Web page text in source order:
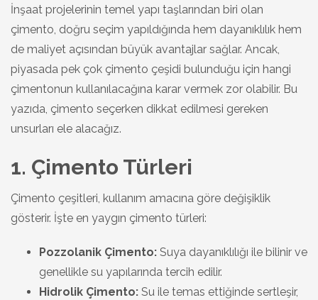
İnşaat projelerinin temel yapı taşlarından biri olan
çimento, doğru seçim yapıldığında hem dayanıklılık hem
de maliyet açısından büyük avantajlar sağlar. Ancak,
piyasada pek çok çimento çeşidi bulunduğu için hangi
çimentonun kullanılacağına karar vermek zor olabilir. Bu
yazıda, çimento seçerken dikkat edilmesi gereken
unsurları ele alacağız.
1. Çimento Türleri
Çimento çeşitleri, kullanım amacına göre değişiklik
gösterir. İşte en yaygın çimento türleri:
Pozzolanik Çimento: Suya dayanıklılığı ile bilinir ve
genellikle su yapılarında tercih edilir.
Hidrolik Çimento: Su ile temas ettiğinde sertleşir,